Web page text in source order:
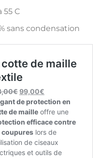
55 C
sans condensation